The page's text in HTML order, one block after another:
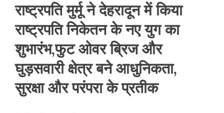
राष्ट्रपति मुर्मू ने देहरादून में किया
राष्ट्रपति निकेतन के नए युग का
शुभारंभ,फुट ओवर ब्रिज और
घुड़सवारी क्षेत्र बने आधुनिकता,
सुरक्षा और परंपरा के प्रतीक